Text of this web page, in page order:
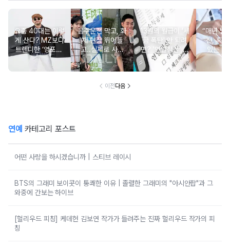
요즘 40대는 이렇
게 산다? MZ보다
트렌디한 ‘영포티’
분석
음주운전 막고, 화
재 현장 뛰어들
고..실제로 사람
구한 연예인 10
13월의 월급이 '세
금 폭탄' 안 되려
면? '연말정산' 핵
심 꿀팁 A to Z
“매년 받
진, 혹시
있는 건
요?”
이전다음
연예 카테고리 포스트
어떤 사랑을 하시겠습니까 | 스티브 레이시
BTS의 그래미 보이콧이 통쾌한 이유 | 졸렬한 그래미의 "아시안팝"과 그
와중에 간보는 하이브
[헐리우드 피칭] 케데헌 김보연 작가가 들려주는 진짜 헐리우드 작가의 피
칭